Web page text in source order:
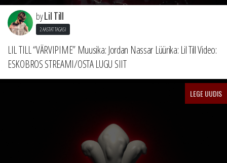
byLil Till
2 AASTAT TAGASI
LIL TILL “VÄRVIPIME” Muusika: Jordan Nassar Lüürika: Lil Till Video:
ESKOBROS STREAMI/OSTA LUGU SIIT
LEGE UUDIS